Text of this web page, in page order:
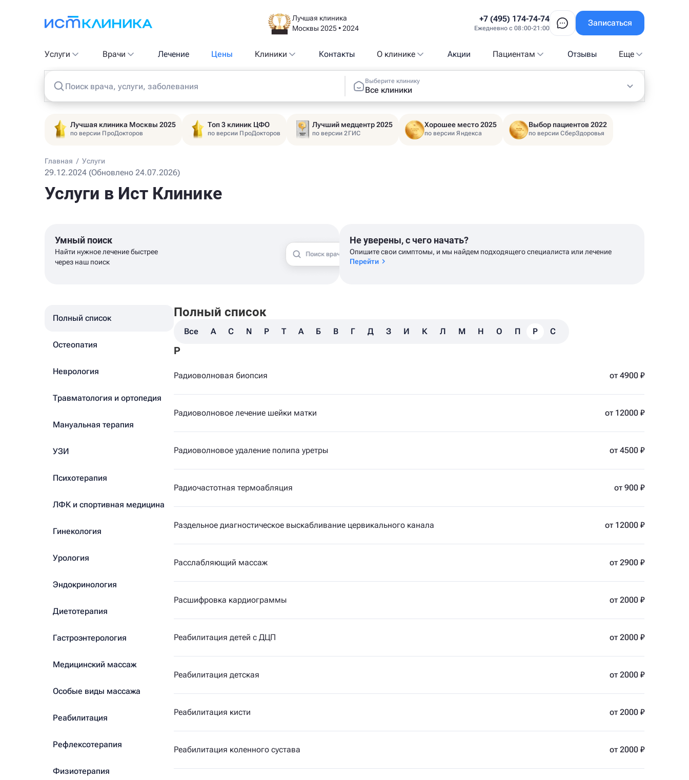
Лучшая клиника
Москвы 2025 • 2024
+7 (495) 174-74-74
Ежедневно с 08:00-21:00
Записаться
Услуги Врачи Лечение Цены Клиники Контакты О клинике Акции Пациентам Отзывы Еще
Поиск врача, услуги, заболевания
Выберите клинику
Все клиники
Лучшая клиника Москвы 2025
по версии ПроДокторов
Топ 3 клиник ЦФО
по версии ПроДокторов
Лучший медцентр 2025
по версии 2ГИС
Хорошее место 2025
по версии Яндекса
Выбор пациентов 2022
по версии СберЗдоровья
Главная / Услуги
29.12.2024 (Обновлено 24.07.2026)
Услуги в Ист Клинике
Умный поиск
Найти нужное лечение быстрее
через наш поиск
Не уверены, с чего начать?
Опишите свои симптомы, и мы найдем подходящего специалиста или лечение
Перейти
Полный список
Остеопатия
Неврология
Травматология и ортопедия
Мануальная терапия
УЗИ
Психотерапия
ЛФК и спортивная медицина
Гинекология
Урология
Эндокринология
Диетотерапия
Гастроэнтерология
Медицинский массаж
Особые виды массажа
Реабилитация
Рефлексотерапия
Физиотерапия
Полный список
Все A C N P T А Б В Г Д З И К Л М Н О П Р С
Р
Радиоволновая биопсия от 4900 ₽
Радиоволновое лечение шейки матки от 12000 ₽
Радиоволновое удаление полипа уретры от 4500 ₽
Радиочастотная термоабляция от 900 ₽
Раздельное диагностическое выскабливание цервикального канала от 12000 ₽
Расслабляющий массаж от 2900 ₽
Расшифровка кардиограммы от 2000 ₽
Реабилитация детей с ДЦП от 2000 ₽
Реабилитация детская от 2000 ₽
Реабилитация кисти от 2000 ₽
Реабилитация коленного сустава от 2000 ₽